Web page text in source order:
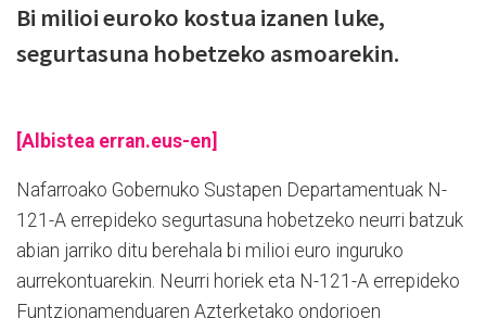
Bi milioi euroko kostua izanen luke,
segurtasuna hobetzeko asmoarekin.
[Albistea erran.eus-en]
Nafarroako Gobernuko Sustapen Departamentuak N-
121-A errepideko segurtasuna hobetzeko neurri batzuk
abian jarriko ditu berehala bi milioi euro inguruko
aurrekontuarekin. Neurri horiek eta N-121-A errepideko
Funtzionamenduaren Azterketako ondorioen